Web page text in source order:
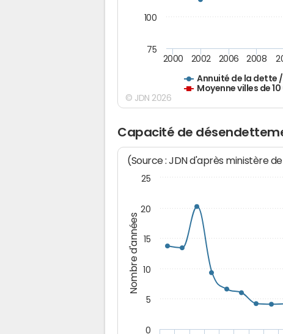
Annuité de la dette
Moyenne villes de
2000 2002 2006 2008
75
100
© JDN 2026
Capacité de
Nombre d'années
(Source : JDN d'après ministère
0
5
10
15
20
25